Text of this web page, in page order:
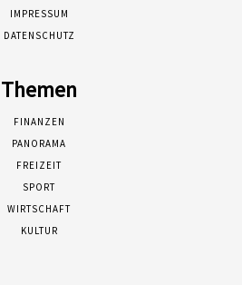
IMPRESSUM
DATENSCHUTZ
Themen
FINANZEN
PANORAMA
FREIZEIT
SPORT
WIRTSCHAFT
KULTUR